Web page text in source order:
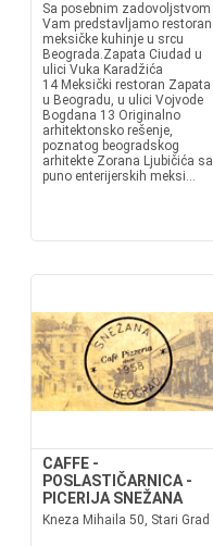
Sa posebnim zadovoljstvom
Vam predstavljamo restoran
meksičke kuhinje u srcu
Beograda.Zapata Ciudad u
ulici Vuka Karadžića
14 Meksički restoran Zapata
u Beogradu, u ulici Vojvode
Bogdana 13 Originalno
arhitektonsko rešenje,
poznatog beogradskog
arhitekte Zorana Ljubičića sa
puno enterijerskih meksi...
CAFFE -
POSLASTIČARNICA -
PICERIJA SNEŽANA
Kneza Mihaila 50, Stari Grad